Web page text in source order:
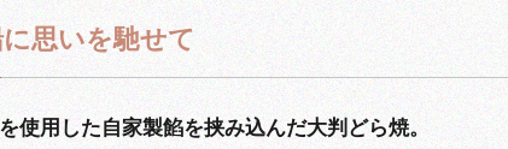
思いを馳せて
使用した自家製餡を挟み込んだ大判どら焼。